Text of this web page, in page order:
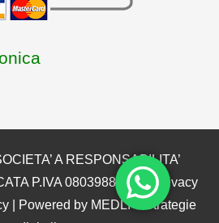
A RESPONSABILITA’
P.IVA 08039880722 | Privacy
| Powered by MEDLI – Strategie